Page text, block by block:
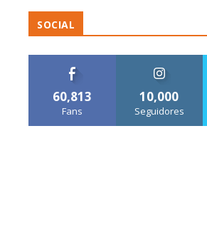
SOCIAL
60,813
Fans
10,000
Seguidores